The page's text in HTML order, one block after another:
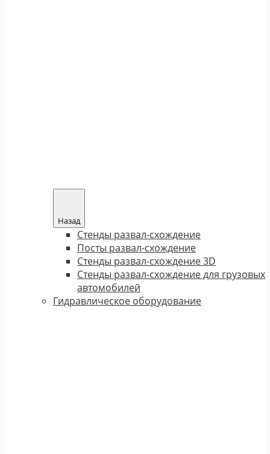
Назад
Стенды развал-схождение
Посты развал-схождение
Стенды развал-схождение 3D
Стенды развал-схождение для грузовых
автомобилей
Гидравлическое оборудование